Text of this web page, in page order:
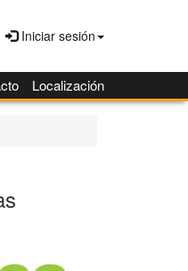
Iniciar sesión
Localización